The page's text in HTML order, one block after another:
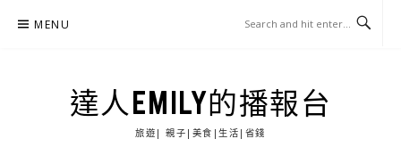
MENU
達人EMILY的播報台
旅遊| 親子|美食|生活|省錢